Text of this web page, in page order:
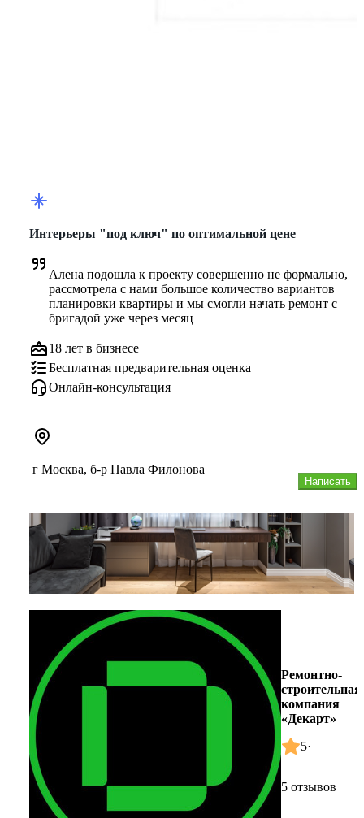
Интерьеры "под ключ" по оптимальной цене
Алена подошла к проекту совершенно не формально,
рассмотрела с нами большое количество вариантов
планировки квартиры и мы смогли начать ремонт с
бригадой уже через месяц
18 лет в бизнесе
Бесплатная предварительная оценка
Онлайн-консультация
Написать
г Москва, б-р Павла Филонова
Ремонтно-
строительная
компания
«Декарт»
5·
5 отзывов